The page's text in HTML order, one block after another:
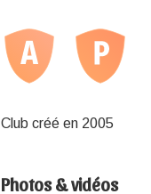
Club créé en 2005
Photos & vidéos